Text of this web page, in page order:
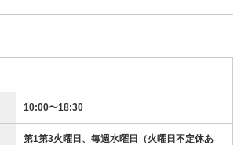
10:00〜18:30
第1第3火曜日、毎週水曜日（火曜日不定休あ